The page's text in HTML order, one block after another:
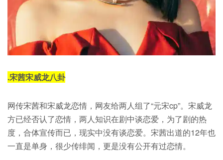
.宋茜宋威龙八卦
网传宋茜和宋威龙恋情，网友给两人组了“元宋cp”。宋威龙
方已经否认了恋情，两人知识在剧中谈恋爱，为了剧的热
度，合体宣传而已，现实中没有谈恋爱。宋茜出道的12年也
一直是单身，很少传绯闻，更是没有公开有过恋情。